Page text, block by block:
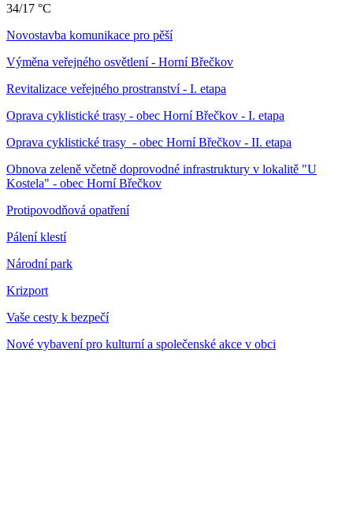
34/17 °C
Novostavba komunikace pro pěší
Výměna veřejného osvětlení - Horní Břečkov
Revitalizace veřejného prostranství - I. etapa
Oprava cyklistické trasy - obec Horní Břečkov - I. etapa
Oprava cyklistické trasy - obec Horní Břečkov - II. etapa
Obnova zeleně včetně doprovodné infrastruktury v lokalitě "U
Kostela" - obec Horní Břečkov
Protipovodňová opatření
Pálení klestí
Národní park
Krizport
Vaše cesty k bezpečí
Nové vybavení pro kulturní a společenské akce v obci